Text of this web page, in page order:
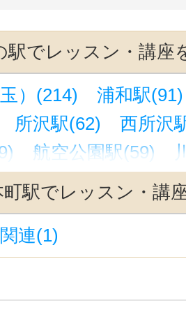
駅でレッスン・講座
）(214)
浦和駅(91)
所沢駅(62)
西所沢
航空公園駅(59)
川口元郷駅(30)
草加駅(17)
朝
春日部駅(11)
)(7)
新越谷駅(6)
町駅でレッスン・講
連(1)